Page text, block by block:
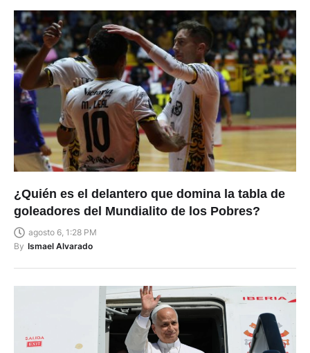
¿Quién es el delantero que domina la tabla de
goleadores del Mundialito de los Pobres?
agosto 6, 1:28 PM
By Ismael Alvarado